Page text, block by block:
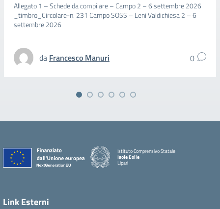
Allegato 1 – Schede da compilare – Campo 2 – 6 settembre 2026
_timbro_Circolare-n. 231 Campo SOSS – Leni Valdichiesa 2 – 6
settembre 2026
da Francesco Manuri 0
Istituto Comprensivo Statale
Isole Eolie
Lipari
Link Esterni